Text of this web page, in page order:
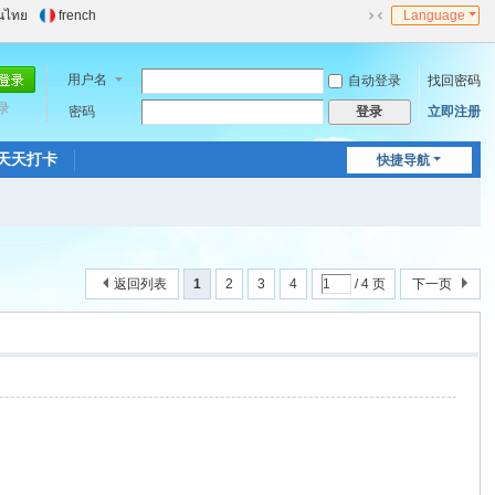
ไทย french
到
窄
版
Language
用户名 自动登录
找回密码
密码
登录 立即注册
快捷导航
天打卡
1 2 3 4 / 4 页 下一页
返回列表